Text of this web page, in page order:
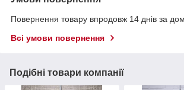
Повернення товару впродовж 14 днів за
Всі умови повернення
Подібні товари компанії